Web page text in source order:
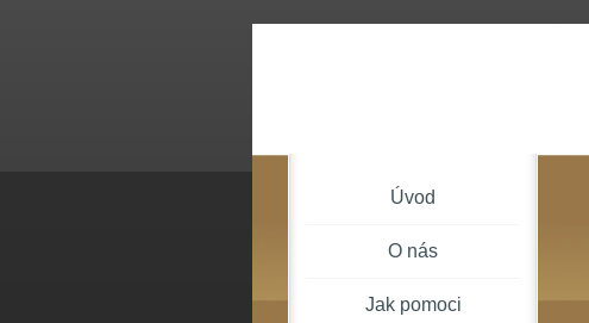
Úvod
O nás
Jak pomoci